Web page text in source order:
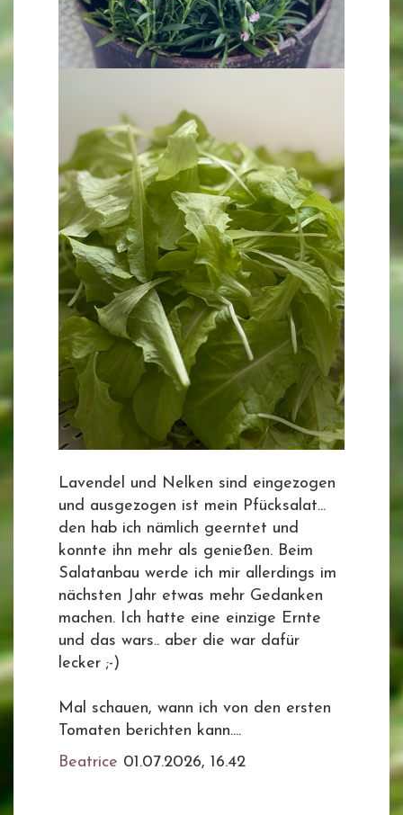
Lavendel und Nelken sind eingezogen
und ausgezogen ist mein Pfücksalat...
den hab ich nämlich geerntet und
konnte ihn mehr als genießen. Beim
Salatanbau werde ich mir allerdings im
nächsten Jahr etwas mehr Gedanken
machen. Ich hatte eine einzige Ernte
und das wars.. aber die war dafür
lecker ;-)
Mal schauen, wann ich von den ersten
Tomaten berichten kann....
Beatrice 01.07.2026, 16.42